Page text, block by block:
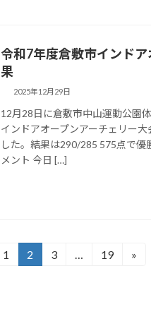
令和7年度倉敷市インド
果
2025年12月29日
12月28日に倉敷市中山運動公園
インドアオープンアーチェリー
した。結果は290/285 575点で優
メント 今日 […]
固
1
固
2
固
3 …
固
19 »